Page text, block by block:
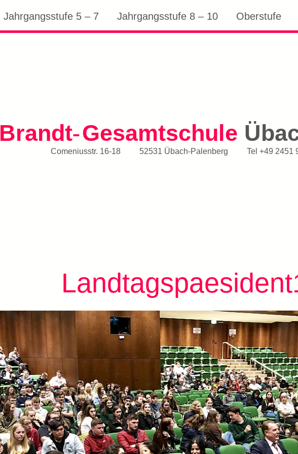
Jahrgangsstufe 5 – 7 Jahrgangsstufe 8 – 10 Oberstufe
Brandt-Gesamtschule
Comeniusstr. 16-18 52531 Übach-Palenberg Tel+49 2451